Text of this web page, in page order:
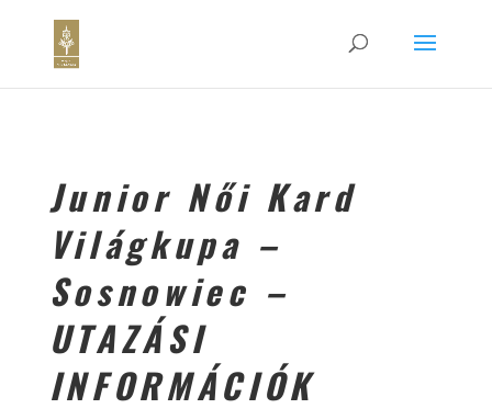
Junior Női Kard
Világkupa –
Sosnowiec –
UTAZÁSI
INFORMÁCIÓK